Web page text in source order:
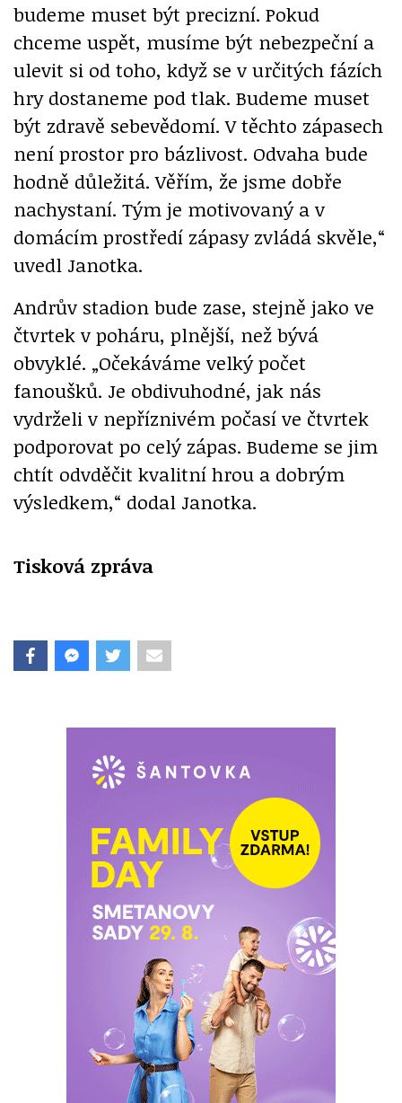
budeme muset být precizní. Pokud
chceme uspět, musíme být nebezpeční a
ulevit si od toho, když se v určitých fázích
hry dostaneme pod tlak. Budeme muset
být zdravě sebevědomí. V těchto zápasech
není prostor pro bázlivost. Odvaha bude
hodně důležitá. Věřím, že jsme dobře
nachystaní. Tým je motivovaný a v
domácím prostředí zápasy zvládá skvěle,“
uvedl Janotka.
Andrův stadion bude zase, stejně jako ve
čtvrtek v poháru, plnější, než bývá
obvyklé. „Očekáváme velký počet
fanoušků. Je obdivuhodné, jak nás
vydrželi v nepříznivém počasí ve čtvrtek
podporovat po celý zápas. Budeme se jim
chtít odvděčit kvalitní hrou a dobrým
výsledkem,“ dodal Janotka.
Tisková zpráva